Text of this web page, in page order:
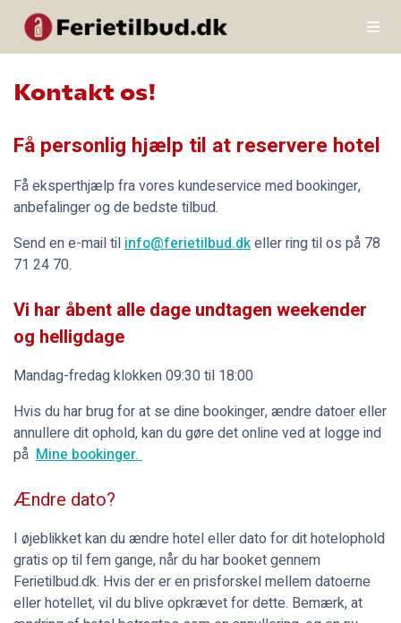
Kontakt os!
Få personlig hjælp til at reservere hotel
Få eksperthjælp fra vores kundeservice med bookinger,
anbefalinger og de bedste tilbud.
Send en e-mail tilinfo@ferietilbud.dkeller ring til os på 78
71 24 70.
Vi har åbent alle dage undtagen weekender
og helligdage
Mandag-fredag klokken 09:30 til 18:00
Hvis du har brug for at se dine bookinger, ændre datoer eller
annullere dit ophold, kan du gøre det online ved at logge ind
på Mine bookinger.
Ændre dato?
I øjeblikket kan du ændre hotel eller dato for dit hotelophold
gratis op til fem gange, når du har booket gennem
Ferietilbud.dk. Hvis der er en prisforskel mellem datoerne
eller hotellet, vil du blive opkrævet for dette. Bemærk, at